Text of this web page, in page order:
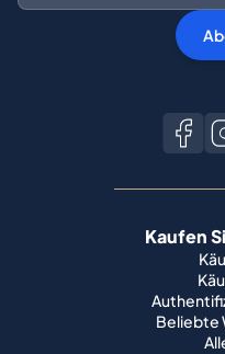
Kaufen
Beliebte